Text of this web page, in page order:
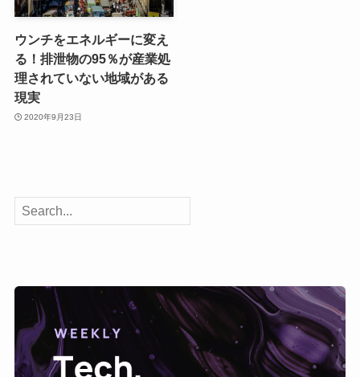
ウンチをエネルギーに変え
る！排泄物の95％が産業処
理されていない地域がある
現実
2020年9月23日